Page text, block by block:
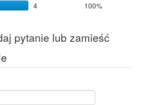
4 100%
pytanie lub zamieść